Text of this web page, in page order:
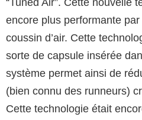
“Tuned Air”. Cette nouvelle
encore plus performante
coussin d’air. Cette
sorte de capsule insérée
système permet ainsi de
(bien connu des runneurs)
Cette technologie était